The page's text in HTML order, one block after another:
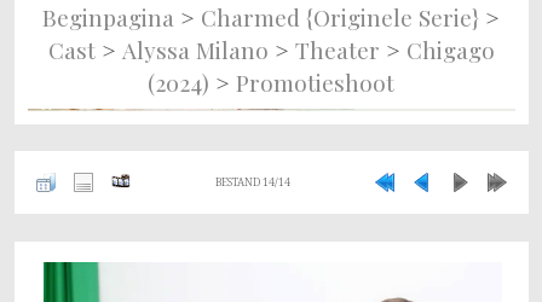
Beginpagina > Charmed {originele Serie} >
Cast> Alyssa Milano > Theater > Chigago
(2024) > Promotieshoot
BESTAND 14/14